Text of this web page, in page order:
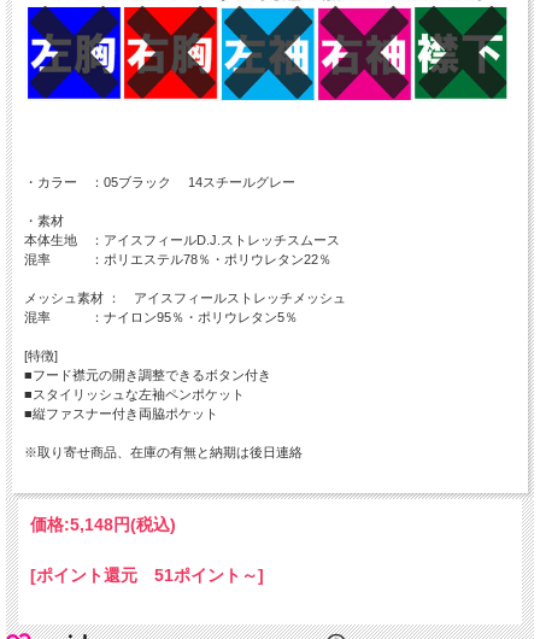
・カラー ：05ブラック 14スチールグレー
・素材
本体生地 ：アイスフィールD.J.ストレッチスムース
混率 ：ポリエステル78％・ポリウレタン22％
メッシュ素材 ： アイスフィールストレッチメッシュ
混率 ：ナイロン95％・ポリウレタン5％
[特徴]
■フード襟元の開き調整できるボタン付き
■スタイリッシュな左袖ペンポケット
■縦ファスナー付き両脇ポケット
※取り寄せ商品、在庫の有無と納期は後日連絡
価格:5,148円(税込)
[ポイント還元 51ポイント～]